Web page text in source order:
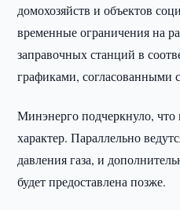
домохозяйств и объектов
временные ограничения на
заправочных станций в
графиками, согласованными
Минэнерго подчеркнуло,
характер. Параллельно
давления газа, и
будет предоставлена позже.